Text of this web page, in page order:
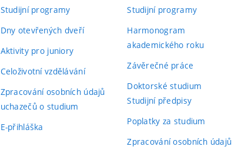
Studijní programy
Dny otevřených dveří
Aktivity pro juniory
Celoživotní vzdělávání
Zpracování osobních údajů
uchazečů o studium
E-přihláška
Studijní programy
Harmonogram
akademického roku
Závěrečné práce
Doktorské studium
Studijní předpisy
Poplatky za studium
Zpracování osobních údajů